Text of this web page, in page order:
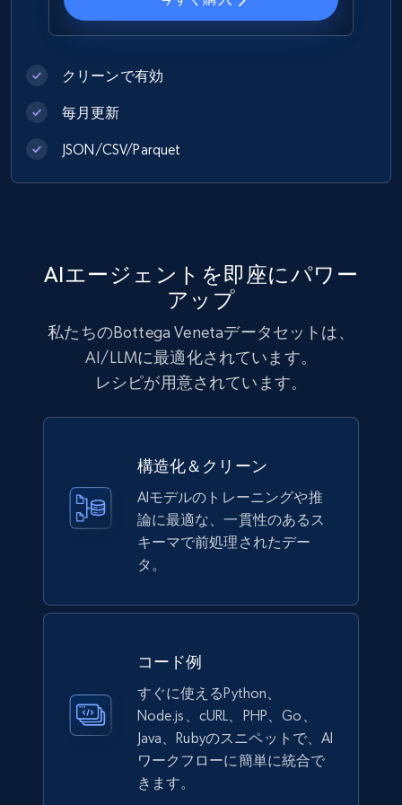
Best Buy products
URL, Product id, Title, Images, Final price,
Currency, Discount, Initial price, and more.
URL, Domain, Marketplace pn, Sku, Other pn,
Model number, Gtin ean pn, Product name, and
991+ 今すぐ購入
Lazada - Products
URL, Title, Rating, Reviews, Initial price, Final
price, Currency, Stock, and more.
988+
クリーンで有効
毎月更新
JSON/CSV/Parquet
AIエージェントを即座にパワー
アップ
私たちのBottega Venetaデータセットは、
AI/LLMに最適化されています。
レシピが用意されています。
構造化＆クリーン
AIモデルのトレーニングや推
論に最適な、一貫性のあるス
キーマで前処理されたデー
タ。
コード例
すぐに使えるPython、
Node.js、cURL、PHP、Go、
Java、Rubyのスニペットで、AI
ワークフローに簡単に統合で
きます。